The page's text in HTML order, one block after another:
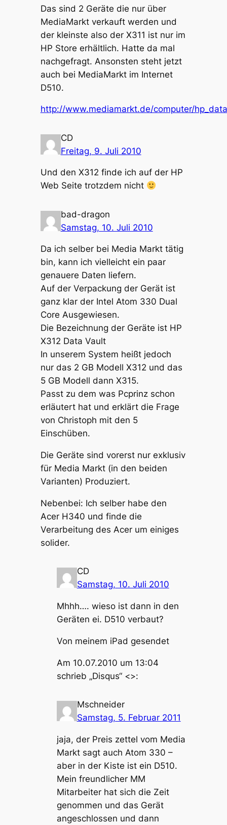
Das sind 2 Geräte die nur über
MediaMarkt verkauft werden und
der kleinste also der X311 ist nur im
HP Store erhältlich. Hatte da mal
nachgefragt. Ansonsten steht jetzt
auch bei MediaMarkt im Internet
D510.
http://www.mediamarkt.de/computer/
CD
Freitag, 9. Juli 2010
Und den X312 finde ich auf der HP
Web Seite trotzdem nicht
bad-dragon
Samstag, 10. Juli 2010
Da ich selber bei Media Markt tätig
bin, kann ich vielleicht ein paar
genauere Daten liefern.
Auf der Verpackung der Gerät ist
ganz klar der Intel Atom 330 Dual
Core Ausgewiesen.
Die Bezeichnung der Geräte ist HP
X312 Data Vault
In unserem System heißt jedoch
nur das 2 GB Modell X312 und das
5 GB Modell dann X315.
Passt zu dem was Pcprinz schon
erläutert hat und erklärt die Frage
von Christoph mit den 5
Einschüben.
Die Geräte sind vorerst nur exklusiv
für Media Markt (in den beiden
Varianten) Produziert.
Nebenbei: Ich selber habe den
Acer H340 und finde die
Verarbeitung des Acer um einiges
solider.
CD
Samstag, 10. Juli 2010
Mhhh…. wieso ist dann in den
Geräten ei. D510 verbaut?
Von meinem iPad gesendet
Am 10.07.2010 um 13:04
schrieb „Disqus“ <>:
Mschneider
Samstag, 5. Februar 2011
jaja, der Preis zettel vom Media
Markt sagt auch Atom 330 –
aber in der Kiste ist ein D510.
Mein freundlicher MM
Mitarbeiter hat sich die Zeit
genommen und das Gerät
angeschlossen und dann